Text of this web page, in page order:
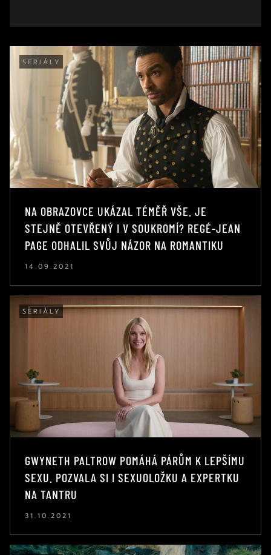
SERIÁLY
NA OBRAZOVCE UKÁZAL TÉMĚŘ VŠE. JE
STEJNĚ OTEVŘENÝ I V SOUKROMÍ? REGÉ-JEAN
PAGE ODHALIL SVŮJ NÁZOR NA ROMANTIKU
14.09.2021
SERIÁLY
GWYNETH PALTROW POMÁHÁ PÁRŮM K LEPŠÍMU
SEXU. POZVALA SI I SEXUOLOŽKU A EXPERTKU
NA TANTRU
31.10.2021